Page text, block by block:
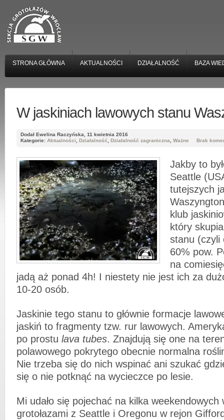
STRONA GŁÓWNA AKTUALNOŚCI DZIAŁALNOŚĆ BAZA
W jaskiniach lawowych stanu
Dodał Ewelina Raczyńska, 11 kwietnia 2016
Kategorie: Aktualności, Działalność, Działalność zagraniczna, Ważne Brak
Jakby to
Seattle
tutejszych
klub
który
stanu (czyli
60% pow.
na
jadą aż ponad 4h! I niestety nie jest ich za
10-20 osób.
Jaskinie tego stanu to głównie formacje
jaskiń to fragmenty tzw. rur lawowych.
po prostu lava tubes. Znajdują się one na
polawowego pokrytego obecnie normalna
Nie trzeba się do nich wspinać ani szukać
się o nie potknąć na wycieczce po lesie.
Mi udało się pojechać na kilka weekendowych
grotołazami z Seattle i Oregonu w rejon